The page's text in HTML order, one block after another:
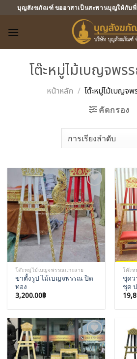
บุญสังฆภัณฑ์ ขออาสาเป็นสะพานบุญให้กับ
โต๊ะหมู่ไม้เบญจพร
หน้าหลัก / โต๊ะหมู่ไม้เบญจ
คัดกรอง
Add to
Wishlist
โต๊ะหมู่ไม้เบญจพรรณแกะลาย
ขาตั้งรูป ไม้เบญจพรรณ ปิด
ทอง
3,200.00฿
โต๊ะห
ชุดว
ชุด
Add to
Wishlist